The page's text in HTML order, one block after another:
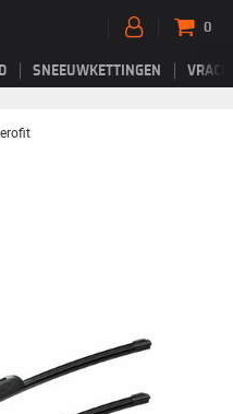
SNEEUWKETTINGEN
0